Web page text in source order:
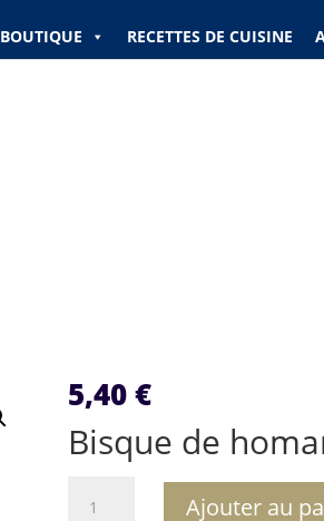
BOUTIQUE RECETTES DE CUISINE
5,40€
Bisque de
Ajouter au